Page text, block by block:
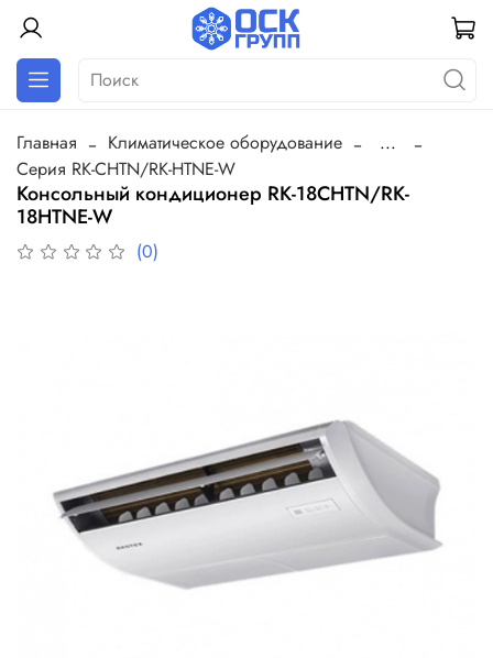
Главная Климатическое оборудование
...
Серия RK-CHTN/RK-HTNE-W
Консольный кондиционер RK-18СHTN/RK-
18HTNE-W
(0)